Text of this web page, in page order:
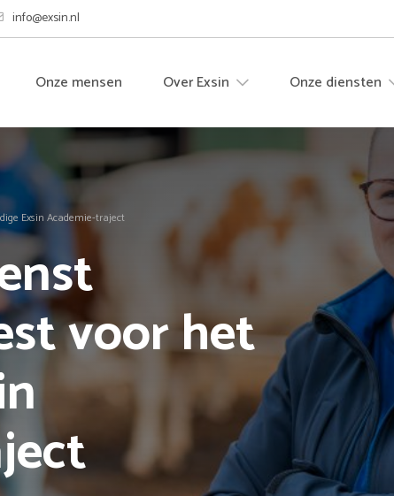
info@exsin.nl
Onze mensen Over Exsin Onze diensten
Exsin Academie-traject
voor het